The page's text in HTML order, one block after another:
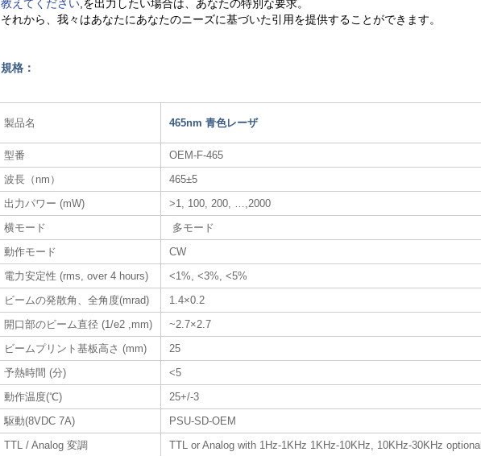
教えてください ,を出力したい場合は、あなたの特別な要求。
それから、我々はあなたにあなたのニーズに基づいた引用を提供することができます。
規格：
製品名 465nm 青色レーザ
型番
OEM-F-465
波長（nm）
465±5
出力パワー (mW)
>1, 100, 200, …,2000
横モード
多モード
動作モード
CW
電力安定性 (rms, over 4 hours)
<1%, <3%, <5%
ビームの発散角、全角度(mrad)
1.4×0.2
開口部のビーム直径 (1/e2 ,mm)
~2.7×2.7
ビームプリント基板高さ (mm)
25
予熱時間 (分)
<5
動作温度(℃)
25+/-3
駆動(8VDC 7A)
PSU-SD-OEM
TTL / Analog 変調
TTL or Analog with 1Hz-1KHz 1KHz-10KHz, 10KHz-30KHz optional